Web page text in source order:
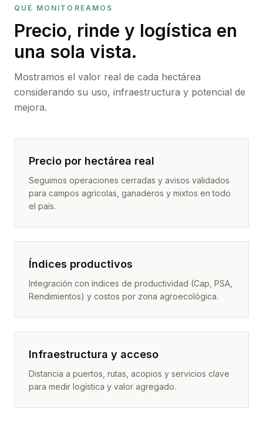
QUÉ MONITOREAMOS
Precio, rinde y logística en
una sola vista.
Mostramos el valor real de cada hectárea
considerando su uso, infraestructura y potencial de
mejora.
Precio por hectárea real
Seguimos operaciones cerradas y avisos validados
para campos agrícolas, ganaderos y mixtos en todo
el país.
Índices productivos
Integración con índices de productividad (Cap, PSA,
Rendimientos) y costos por zona agroecológica.
Infraestructura y acceso
Distancia a puertos, rutas, acopios y servicios clave
para medir logística y valor agregado.